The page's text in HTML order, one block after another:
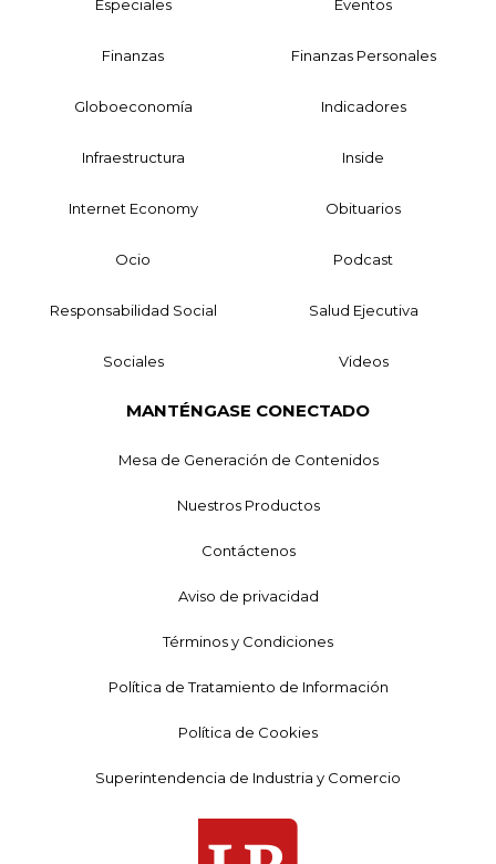
Especiales Eventos
Finanzas Finanzas Personales
Globoeconomía Indicadores
Infraestructura Inside
Internet Economy Obituarios
Ocio Podcast
Responsabilidad Social Salud Ejecutiva
Sociales Videos
MANTÉNGASE CONECTADO
Mesa de Generación de Contenidos
Nuestros Productos
Contáctenos
Aviso de privacidad
Términos y Condiciones
Política de Tratamiento de Información
Política de Cookies
Superintendencia de Industria y Comercio